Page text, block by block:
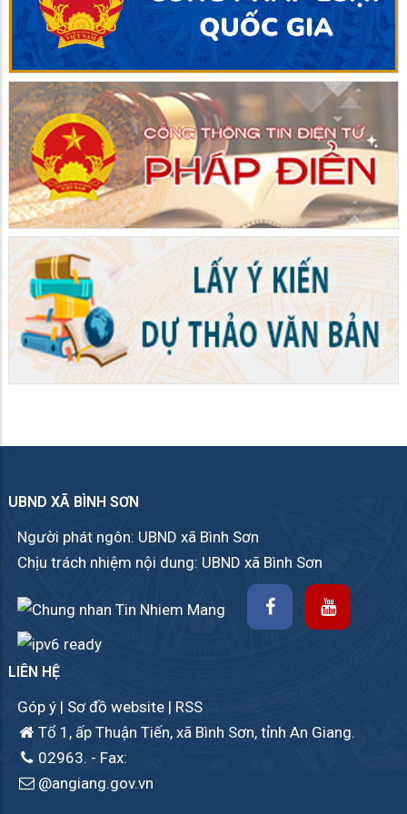
UBND XÃ BÌNH SƠN
Người phát ngôn: UBND xã Bình Sơn
Chịu trách nhiệm nội dung: UBND xã Bình Sơn
LIÊN HỆ
Góp ý | Sơ đồ website | RSS
Tổ 1, ấp Thuận Tiến, xã Bình Sơn, tỉnh An Giang.
02963. - Fax:
@angiang.gov.vn